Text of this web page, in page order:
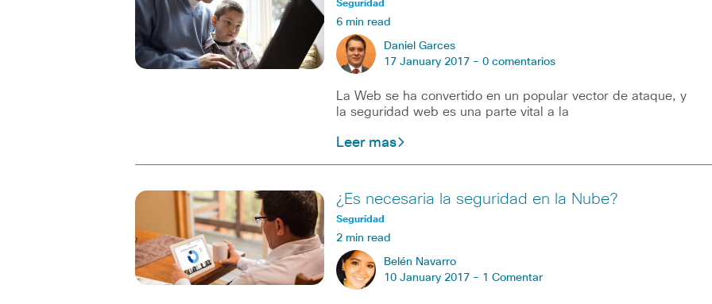
Seguridad
6 min read
Daniel Garces
17 January 2017 - 0 comentarios
La Web se ha convertido en un popular vector de ataque, y
la seguridad web es una parte vital a la
Leer mas
¿Es necesaria la seguridad en la Nube?
Seguridad
2 min read
Belén Navarro
10 January 2017 - 1 Comentar